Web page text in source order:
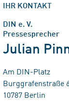
IHR KONTAKT
DIN e. V.
Pressesprecher
Julian
Am DIN-Platz
Burggrafenstraße
10787 Berlin